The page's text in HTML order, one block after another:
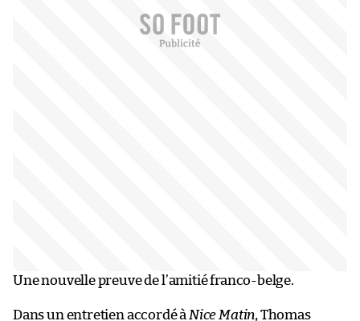
Une nouvelle preuve de l’amitié franco-belge.
Dans un entretien accordé à Nice Matin, Thomas